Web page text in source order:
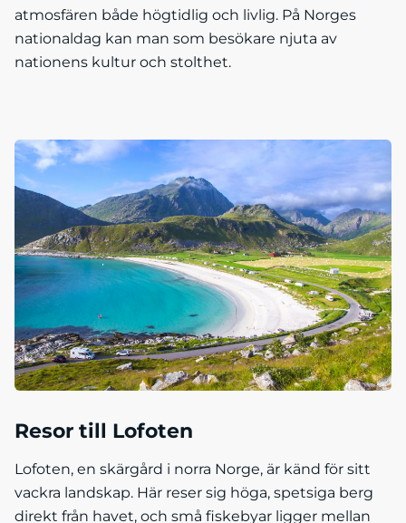
atmosfären både högtidlig och livlig. På Norges
nationaldag kan man som besökare njuta av
nationens kultur och stolthet.
Resor till Lofoten
Lofoten, en skärgård i norra Norge, är känd för sitt
vackra landskap. Här reser sig höga, spetsiga berg
direkt från havet, och små fiskebyar ligger mellan